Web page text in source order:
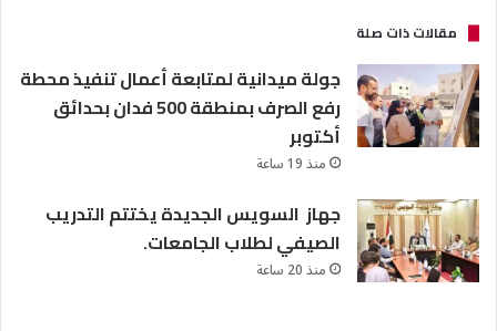
مقالات ذات صلة
جولة ميدانية لمتابعة أعمال تنفيذ محطة
رفع الصرف بمنطقة 500 فدان بحدائق
أكتوبر
منذ 19 ساعة
جهاز السويس الجديدة يختتم التدريب
الصيفي لطلاب الجامعات.
منذ 20 ساعة